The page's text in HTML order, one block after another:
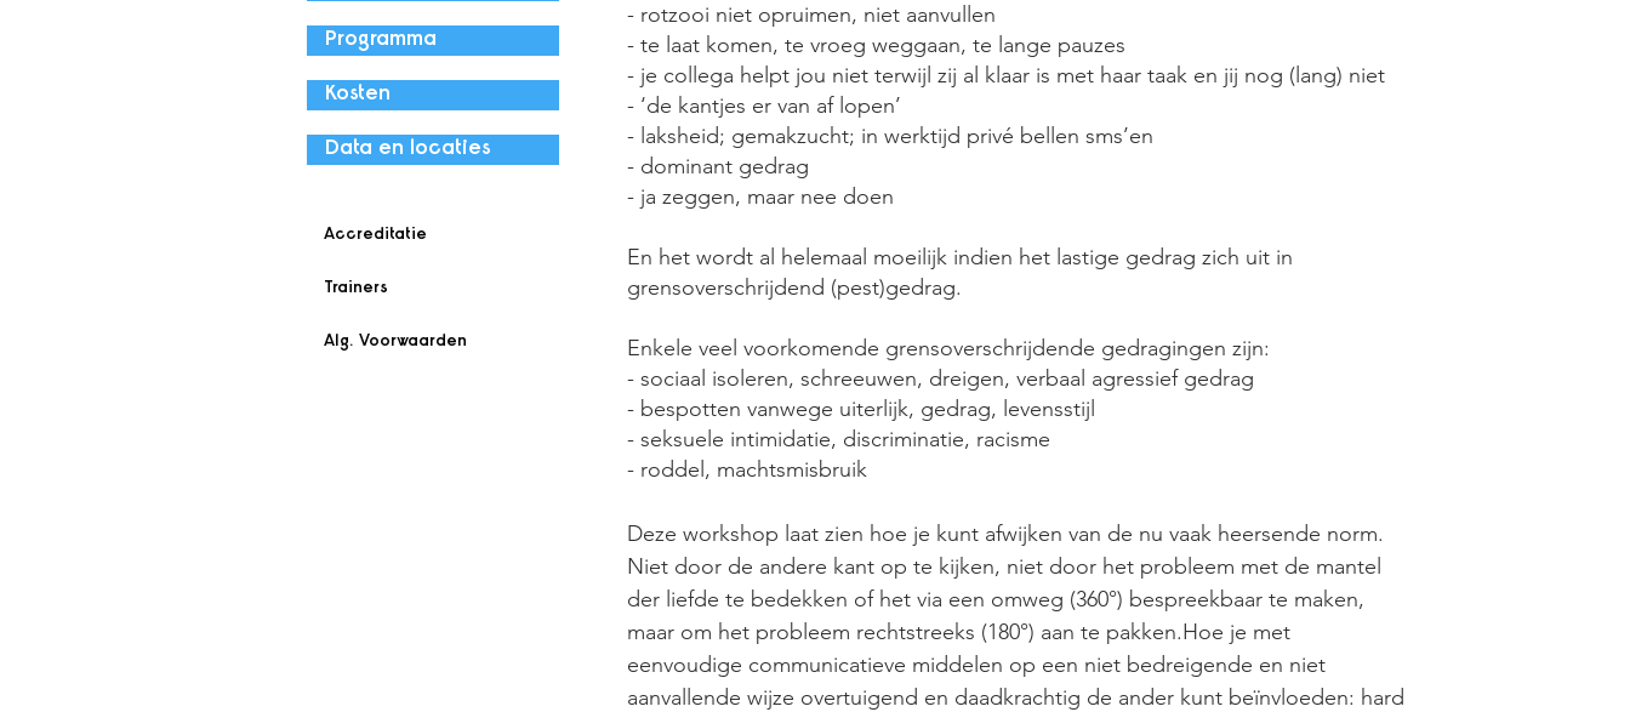
Programma
Kosten
Data en locaties
Accreditatie
Trainers
Alg. Voorwaarden
- rotzooi niet opruimen, niet aanvullen
- te laat komen, te vroeg weggaan, te lange pauzes
- je collega helpt jou niet terwijl zij al klaar is met haar taak en jij nog (lang) niet
- ‘de kantjes er van af lopen’
- laksheid; gemakzucht; in werktijd privé bellen sms’en
- dominant gedrag
- ja zeggen, maar nee doen
En het wordt al helemaal moeilijk indien het lastige gedrag zich uit in
grensoverschrijdend (pest)gedrag.
Enkele veel voorkomende grensoverschrijdende gedragingen zijn:
- sociaal isoleren, schreeuwen, dreigen, verbaal agressief gedrag
- bespotten vanwege uiterlijk, gedrag, levensstijl
- seksuele intimidatie, discriminatie, racisme
- roddel, machtsmisbruik
Deze workshop laat zien hoe je kunt afwijken van de nu vaak heersende norm.
Niet door de andere kant op te kijken, niet door het probleem met de mantel
der liefde te bedekken of het via een omweg (360°) bespreekbaar te maken,
maar om het probleem rechtstreeks (180°) aan te pakken.Hoe je met
eenvoudige communicatieve middelen op een niet bedreigende en niet
aanvallende wijze overtuigend en daadkrachtig de ander kunt beïnvloeden: hard